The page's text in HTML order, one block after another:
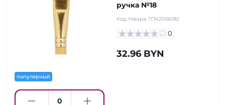
популярный
ручка №18
Код товара: 11742066182
0
32.96 BYN